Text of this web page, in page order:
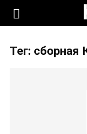
KLOOP.KG
Тег: сборная